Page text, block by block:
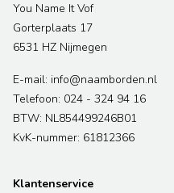
You Name It Vof
Gorterplaats 17
6531 HZ Nijmegen
E-mail: info@naamborden.nl
Telefoon: 024 - 324 94 16
BTW: NL854499246B01
KvK-nummer: 61812366
Klantenservice